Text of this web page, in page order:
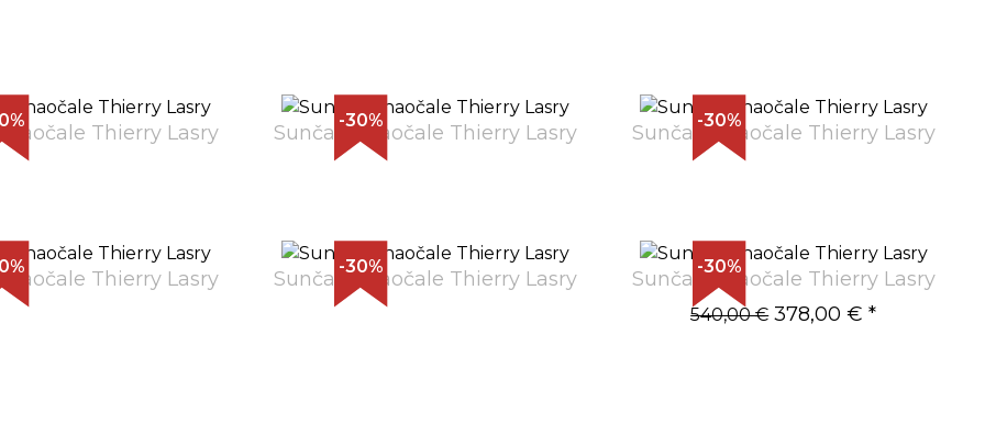
naočale Thierry Lasry
-30%
Sunčane naočale Thierry Lasry
-30%
Sunčane naočale Thierry Lasry
naočale Thierry Lasry
-30%
Sunčane naočale Thierry Lasry
-30%
Sunčane naočale Thierry Lasry
540,00 €378,00 € *